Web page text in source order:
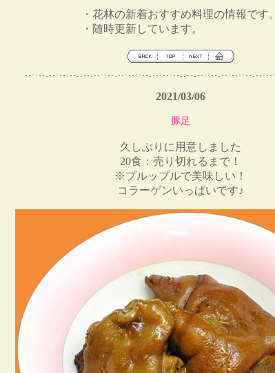
・花林の新着おすすめ料理の情報です。
・随時更新しています。
2021/03/06
豚足
久しぶりに用意しました
20食：売り切れるまで！
※プルップルで美味しい！
コラーゲンいっぱいです♪